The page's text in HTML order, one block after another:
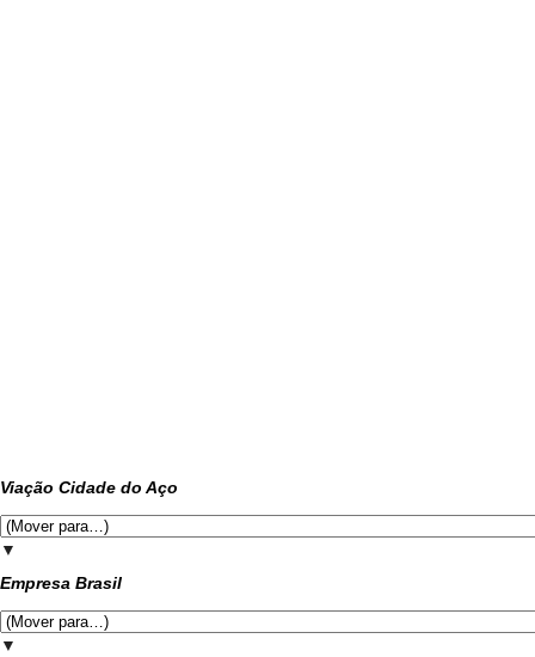
Viação Cidade do Aço
▼
Empresa Brasil
▼